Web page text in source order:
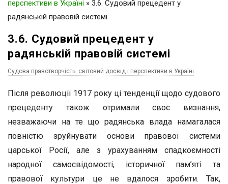
перспективи в Україні » 3.6. Судовий прецедент у
радянській правовій системі
3.6. Судовий прецедент у
радянській правовій системі
Судова правотворчість: світовий досвід і перспективи в Україні
Після революції 1917 року ці тенденції щодо судового
прецеденту також отримали своє визнання,
незважаючи на те що радянська влада намагалася
повністю зруйнувати основи правової системи
царської Росії, але з урахуванням спадкоємності
народної самосвідомості, історичної пам’яті та
правової культури це не вдалося зробити. Так,